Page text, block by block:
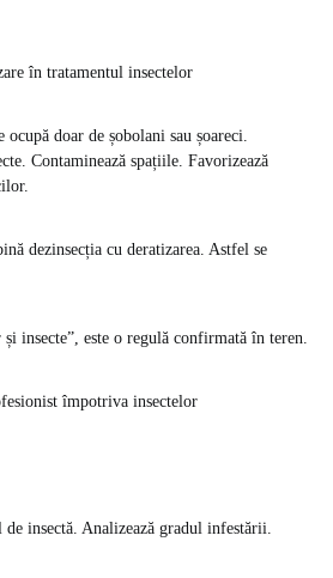
în tratamentul insectelor
ocupă doar de șobolani sau șoareci.
Contaminează spațiile. Favorizează
dezinsecția cu deratizarea. Astfel se
și insecte”, este o regulă confirmată în teren.
împotriva insectelor
insectă. Analizează gradul infestării.